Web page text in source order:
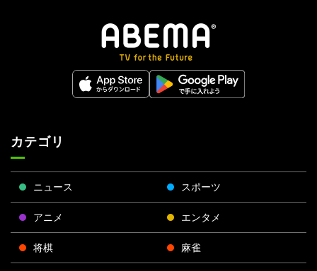
カテゴリ
ニュース スポーツ
アニメ エンタメ
将棋 麻雀